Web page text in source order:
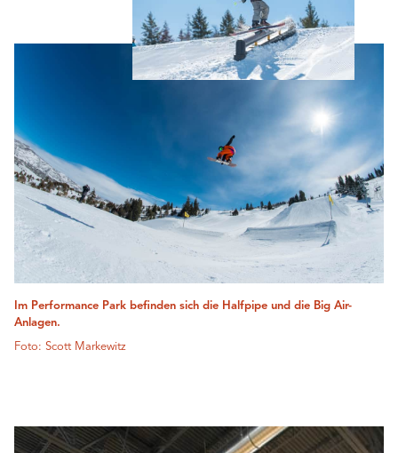
Im Performance Park befinden sich die Halfpipe und die Big Air-
Anlagen.
Foto: Scott Markewitz